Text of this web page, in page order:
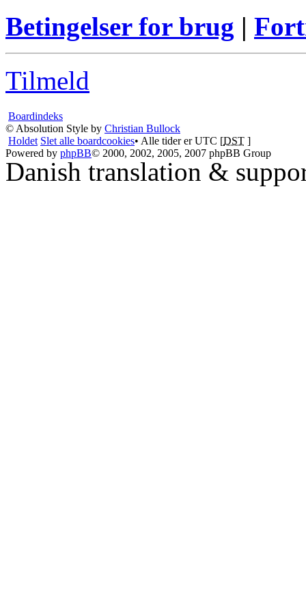
Betingelser for brug |
Tilmeld
Boardindeks
© Absolution Style by Christian Bullock
Holdet Slet alle boardcookies• Alle tider er UTC [DST ]
Powered by phpBB© 2000, 2002, 2005, 2007 phpBB Group
Danish translation &